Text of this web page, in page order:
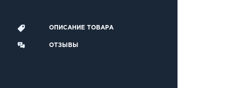
ОПИСАНИЕ ТОВАРА
ОТЗЫВЫ